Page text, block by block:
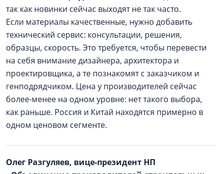
так как новинки сейчас выходят не так часто.
Если материалы качественные, нужно добавить
технический сервис: консультации, решения,
образцы, скорость. Это требуется, чтобы перевести
на себя внимание дизайнера, архитектора и
проектировщика, а те познакомят с заказчиком и
генподрядчиком. Цена у производителей сейчас
более-менее на одном уровне: нет такого выбора,
как раньше. Россия и Китай находятся примерно в
одном ценовом сегменте.
Олег Разгуляев, вице-президент НП